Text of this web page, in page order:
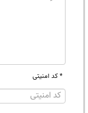
* کد امنیتی